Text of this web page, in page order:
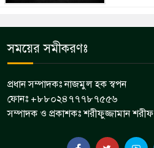
সময়ের সমীকরণঃ
প্রধান সম্পাদকঃ নাজমুল হক স্বপন
ফোনঃ +৮৮০২৪৭৭৭৮৭৫৫৬
সম্পাদক ও প্রকাশকঃ শরীফুজ্জামান শরীফ